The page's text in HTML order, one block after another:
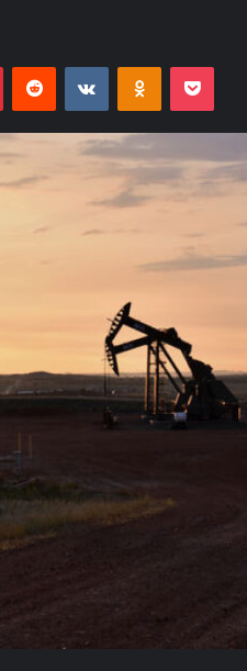
PinterestReddit VKontakteOdnoklassniki